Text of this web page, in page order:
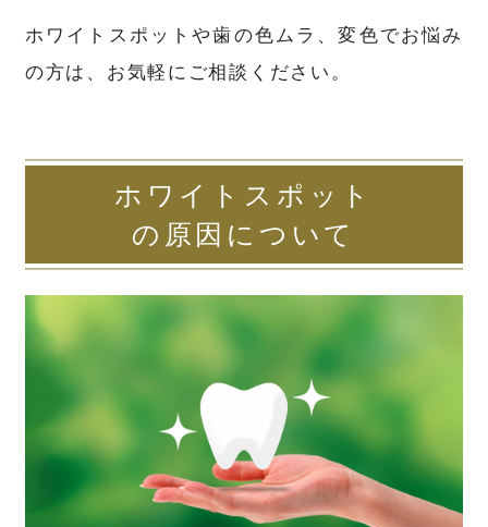
ホワイトスポットや歯の色ムラ、変色でお悩み
の方は、お気軽にご相談ください。
ホワイトスポット
の原因について